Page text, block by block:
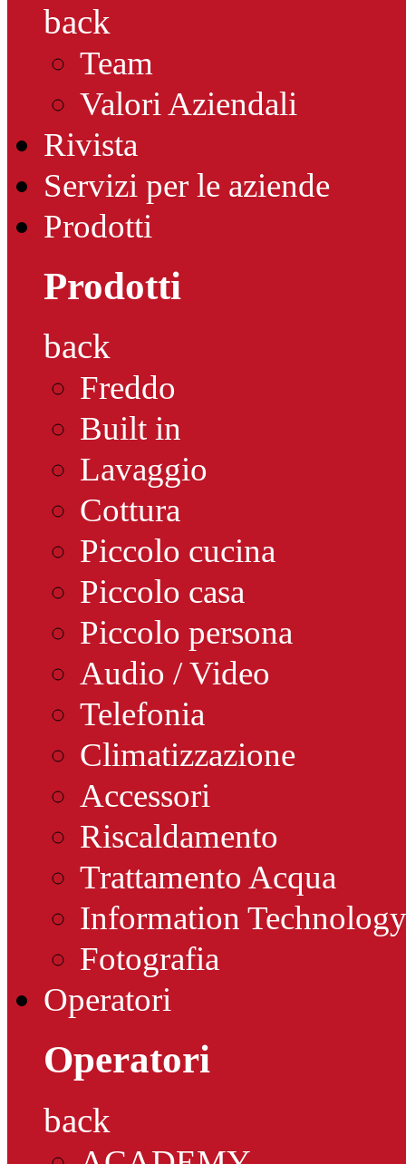
back
Team
Valori Aziendali
Rivista
Servizi per le aziende
Prodotti
Prodotti
back
Freddo
Built in
Lavaggio
Cottura
Piccolo cucina
Piccolo casa
Piccolo persona
Audio / Video
Telefonia
Climatizzazione
Accessori
Riscaldamento
Trattamento Acqua
Information Technology
Fotografia
Operatori
Operatori
back